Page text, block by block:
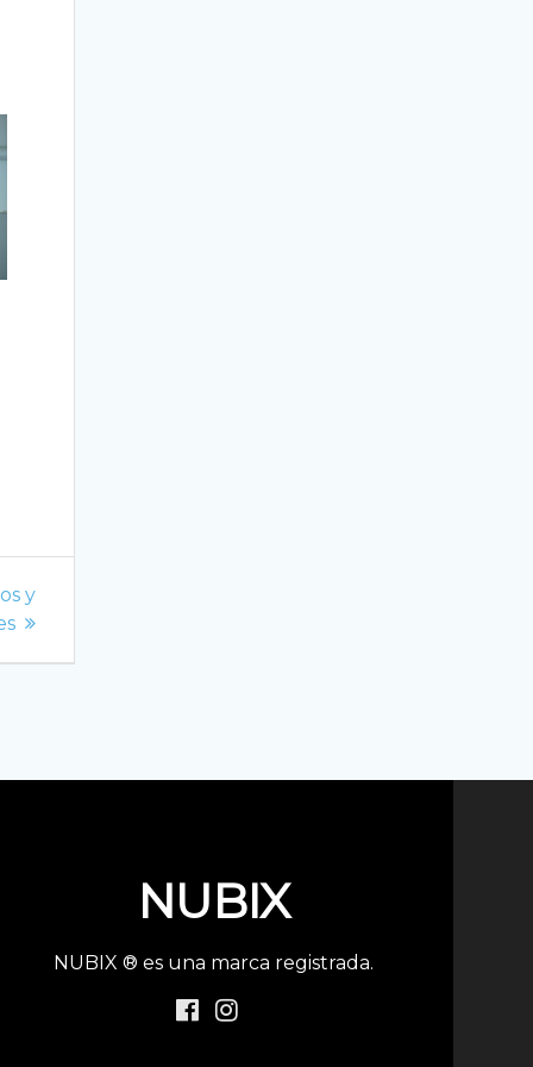
y
NUBIX
NUBIX ® es una marca registrada.